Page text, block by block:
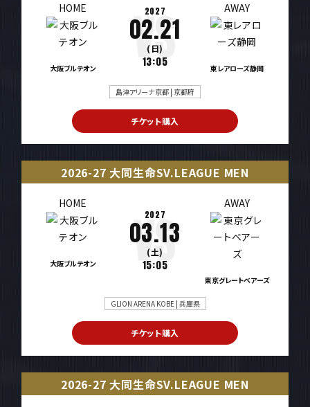
HOME
大阪ブルテオン
2027
02.21
(日)
13:05
AWAY
東レアローズ静岡
島津アリーナ京都 | 京都府
チケット購入
2026-27 大同生命SV.LEAGUE MEN
HOME
大阪ブルテオン
2027
03.13
(土)
15:05
AWAY
東京グレートベアーズ
GLION ARENA KOBE | 兵庫県
チケット購入
2026-27 大同生命SV.LEAGUE MEN